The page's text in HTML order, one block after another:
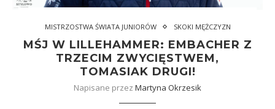
MISTRZOSTWA ŚWIATA JUNIORÓW SKOKI MĘŻCZYZN
MŚJ W LILLEHAMMER: EMBACHER Z
TRZECIM ZWYCIĘSTWEM,
TOMASIAK DRUGI!
Napisane przez Martyna Okrzesik